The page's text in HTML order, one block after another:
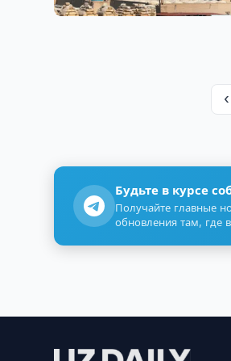
‹
Будьте в курсе
Получайте главные
обновления там, где